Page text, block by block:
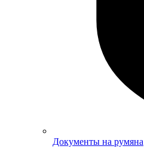
Документы на румяна